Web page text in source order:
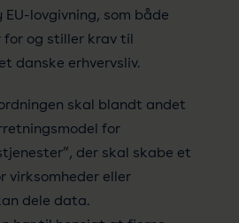
lovgivning, som både
for og stiller krav til
danske erhvervsliv.
skal blandt andet
for
der skal skabe et
virksomheder eller
dele data.